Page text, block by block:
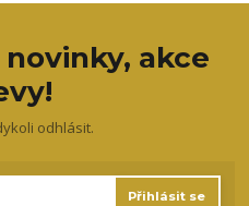
akce
odhlásit.
Přihlásit se